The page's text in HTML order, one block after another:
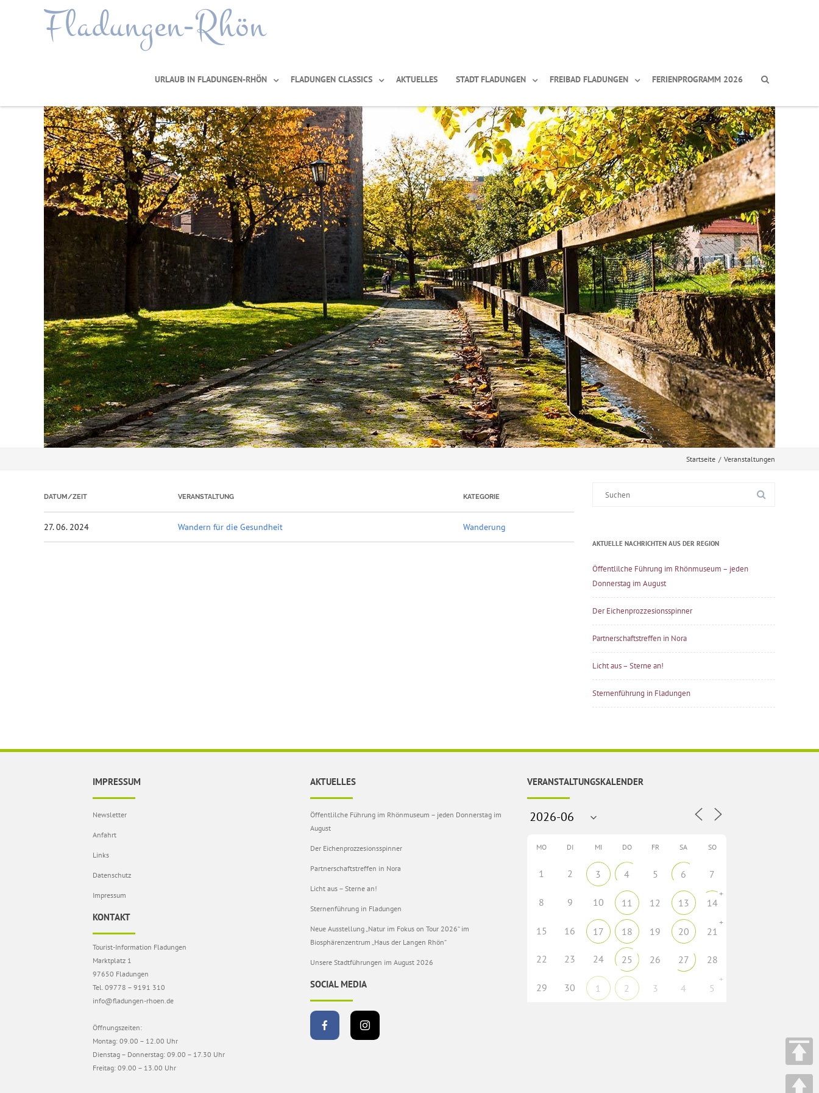
Fladungen-Rhön
URLAUB IN FLADUNGEN-RHÖN FLADUNGEN CLASSICS AKTUELLES STADT FLADUNGEN FREIBAD FLADUNGEN FERIENPROGRAMM 2026
Startseite / Veranstaltungen
DATUM/ZEIT VERANSTALTUNG KATEGORIE
27. 06. 2024 Wandern für die Gesundheit Wanderung
AKTUELLE NACHRICHTEN AUS DER REGION
Öffentlilche Führung im Rhönmuseum – jeden
Donnerstag im August
Der Eichenprozzesionsspinner
Partnerschaftstreffen in Nora
Licht aus – Sterne an!
Sternenführung in Fladungen
IMPRESSUM
Newsletter
Anfahrt
Links
Datenschutz
Impressum
KONTAKT
Tourist-Information Fladungen
Marktplatz 1
97650 Fladungen
Tel. 09778 – 9191 310
info@fladungen-rhoen.de
Öffnungszeiten:
Montag: 09.00 – 12.00 Uhr
Dienstag – Donnerstag: 09.00 – 17.30 Uhr
Freitag: 09.00 – 13.00 Uhr
AKTUELLES
Öffentlilche Führung im Rhönmuseum – jeden Donnerstag im
August
Der Eichenprozzesionsspinner
Partnerschaftstreffen in Nora
Licht aus – Sterne an!
Sternenführung in Fladungen
Neue Ausstellung „Natur im Fokus on Tour 2026“ im
Biosphärenzentrum „Haus der Langen Rhön“
Unsere Stadtführungen im August 2026
SOCIAL MEDIA
VERANSTALTUNGSKALENDER
MO DI MI DO FR SA SO
1 2 3 4 5 6 7
8 9 10 11 12 13 14
+
15 16 17 18 19 20 21
+
22 23 24 25 26 27 28
29 30 1 2 3 4 5
+